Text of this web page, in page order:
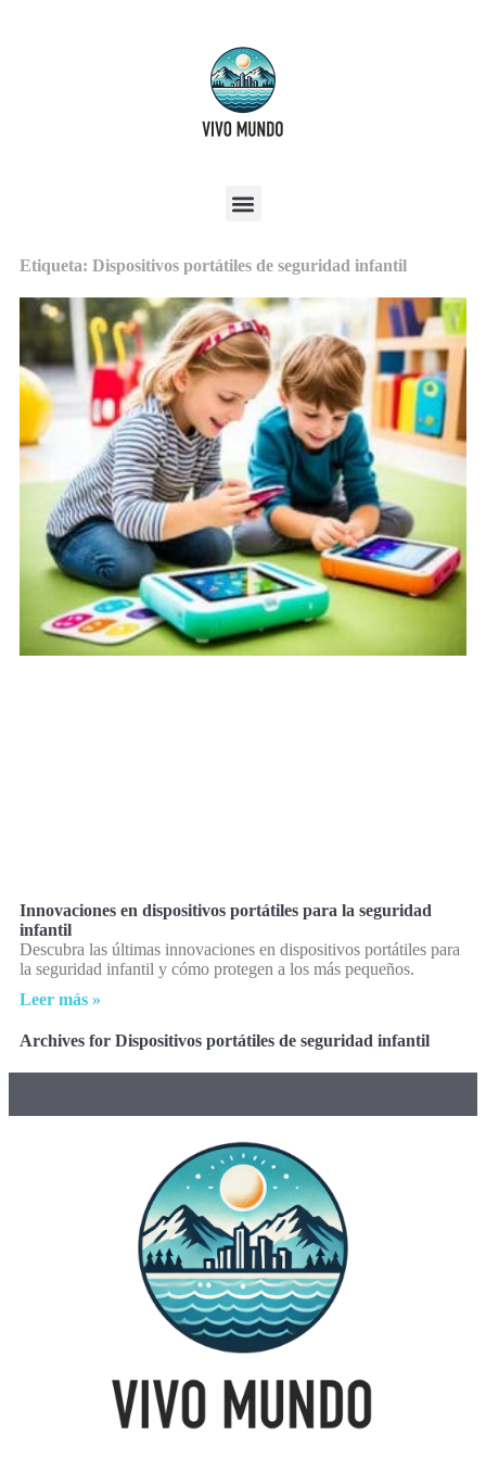
Etiqueta: Dispositivos portátiles de seguridad infantil
Innovaciones en dispositivos portátiles para la seguridad
infantil
Descubra las últimas innovaciones en dispositivos portátiles para
la seguridad infantil y cómo protegen a los más pequeños.
Leer más »
Archives for Dispositivos portátiles de seguridad infantil